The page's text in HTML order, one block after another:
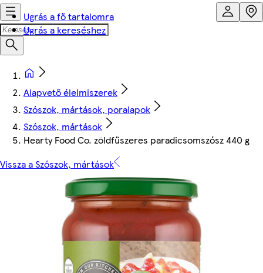
Ugrás a fő tartalomra
Ugrás a kereséshez
Alapvető élelmiszerek
Szószok, mártások, poralapok
Szószok, mártások
Hearty Food Co. zöldfűszeres paradicsomszósz 440 g
Vissza a Szószok, mártások